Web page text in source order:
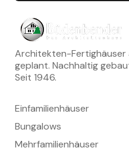
Architekten-Fertighäuser
geplant. Nachhaltig
Seit 1946.
Einfamilienhäuser
Bungalows
Mehrfamilienhäuser